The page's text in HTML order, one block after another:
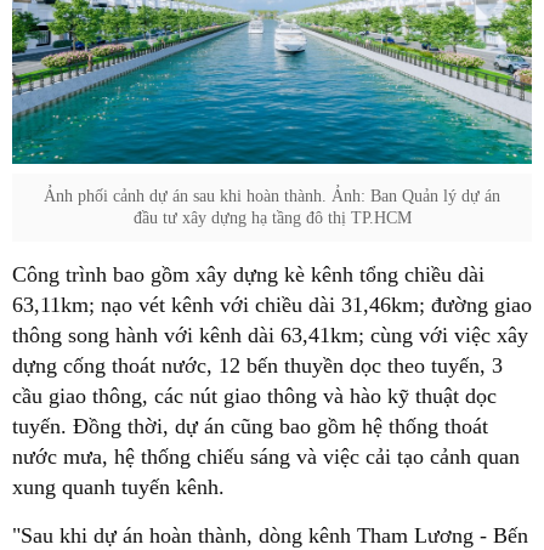
Ảnh phối cảnh dự án sau khi hoàn thành. Ảnh: Ban Quản lý dự án
đầu tư xây dựng hạ tầng đô thị TP.HCM
Công trình bao gồm xây dựng kè kênh tổng chiều dài
63,11km; nạo vét kênh với chiều dài 31,46km; đường giao
thông song hành với kênh dài 63,41km; cùng với việc xây
dựng cống thoát nước, 12 bến thuyền dọc theo tuyến, 3
cầu giao thông, các nút giao thông và hào kỹ thuật dọc
tuyến. Đồng thời, dự án cũng bao gồm hệ thống thoát
nước mưa, hệ thống chiếu sáng và việc cải tạo cảnh quan
xung quanh tuyến kênh.
"Sau khi dự án hoàn thành, dòng kênh Tham Lương - Bến